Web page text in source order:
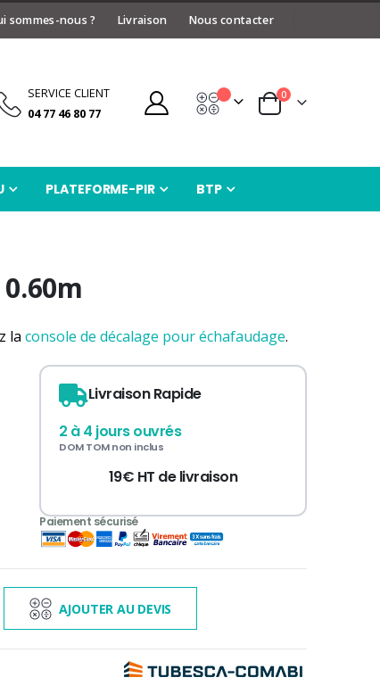
sommes-nous ? Livraison Nous contacter
SERVICE CLIENT
04 77 46 80 77
Panier
0articles
Devis
PLATEFORME-PIR BTP
laconsole de décalage pour échafaudage.
TTC
Livraison Rapide
2 à 4 jours ouvrés
DOM TOM non inclus
19€ HT de livraison
AJOUTER AU DEVIS